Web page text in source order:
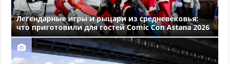
Легендарные игры и рыцари из средневековья:
что приготовили для гостей Comic Con Astana 2026